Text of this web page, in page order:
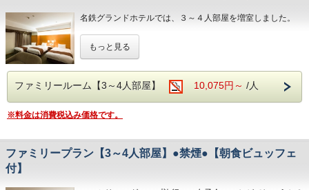
名鉄グランドホテルでは、３～４人部屋を増室しました。
禁煙ルームのみとなります。
●添い寝のお子様●
添い寝のお子様は2名様までとさせていただきます。
●トレインビューのお部屋もございます●
ご希望の方はホテルへご連絡をお願い致します。
◇おすすめ観光スポット◇
もっと見る
ファミリールーム【3～4人部屋】 10,075円～ /人
※料金は消費税込み価格です。
ファミリープラン【3～4人部屋】●禁煙●【朝食ビュッフェ
付】